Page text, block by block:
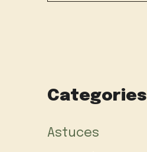
Categories
Astuces